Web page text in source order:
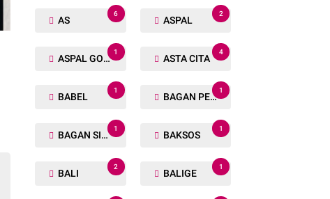
AS
6
ASPAL
2
ASPAL GORENG
1
ASTA CITA
4
BABEL
1
BAGAN PETE
1
BAGAN SIAPIN API
1
BAKSOS
1
BALI
2
BALIGE
1